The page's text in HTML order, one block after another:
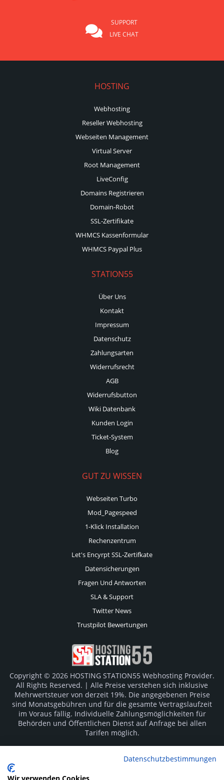
SUPPORT
LIVE CHAT
HOSTING
Webhosting
Reseller Webhosting
Webseiten Management
Virtual Server
Root Management
LiveConfig
Domains Registrieren
Domain-Robot
SSL-Zertifikate
WHMCS Kassenformular
WHMCS Paypal Plus
STATION55
Über Uns
Kontakt
Impressum
Datenschutz
Zahlungsarten
Widerrufsrecht
AGB
Widerrufsbutton
Wiki Datenbank
Kunden Login
Ticket-System
Blog
GUT ZU WISSEN
Webseiten Turbo
Mod_Pagespeed
1-Klick Installation
Rechenzentrum
Let's Encyrpt SSL-Zertifkate
Datensicherungen
Fragen Und Antworten
SLA & Support
Twitter News
Trustpilot Bewertungen
Copyright © 2026 HOSTING STATION55 Webhosting Provider.
All Rights Reserved. | Alle Preise verstehen sich inklusive
Mehrwertsteuer von derzeit 19%. Die angegebenen Preise
sind Monatsgebühren und für die gesamte Vertragslaufzeit
im Voraus fällig. Individuelle Zahlungsmöglichkeiten für
Behörden und Öffentlichen Dienst auf Anfrage bei allen
Tarifen möglich.
Hersteller. Irrtümer vorbehalten.Datenschutzbestimmungen